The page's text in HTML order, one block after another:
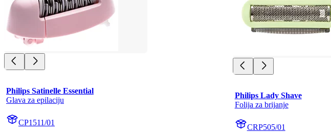
Philips Satinelle Essential
Glava za epilaciju
CP1511/01
Philips Lady Shave
Folija za brijanje
CRP505/01